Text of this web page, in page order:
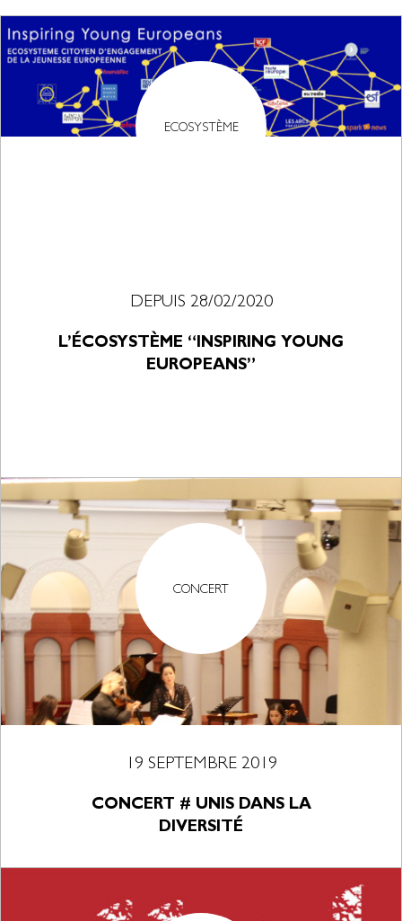
ECOSYSTÈME
DEPUIS 28/02/2020
L’ÉCOSYSTÈME “INSPIRING YOUNG
EUROPEANS”
CONCERT
19 SEPTEMBRE 2019
CONCERT # UNIS DANS LA
DIVERSITÉ